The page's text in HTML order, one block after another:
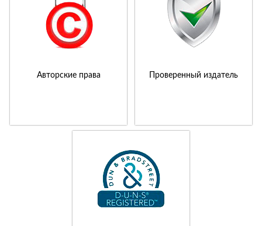
Авторские права Проверенный издатель